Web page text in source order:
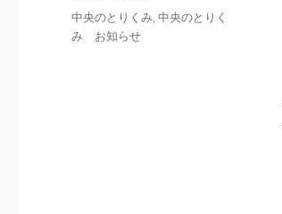
稿
カ
テ
中央のとりくみ ,中央のとりく
み お知らせ